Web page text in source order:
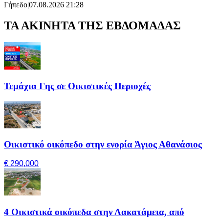
Γήπεδο|07.08.2026 21:28
ΤΑ ΑΚΙΝΗΤΑ ΤΗΣ ΕΒΔΟΜΑΔΑΣ
Τεμάχια Γης σε Οικιστικές Περιοχές
Οικιστικό οικόπεδο στην ενορία Άγιος Αθανάσιος
€ 290,000
4 Οικιστικά οικόπεδα στην Λακατάμεια, από